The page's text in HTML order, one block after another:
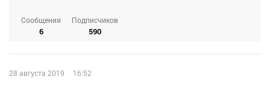
Сообщения
6
Подписчиков
590
28 августа 2019 16:52